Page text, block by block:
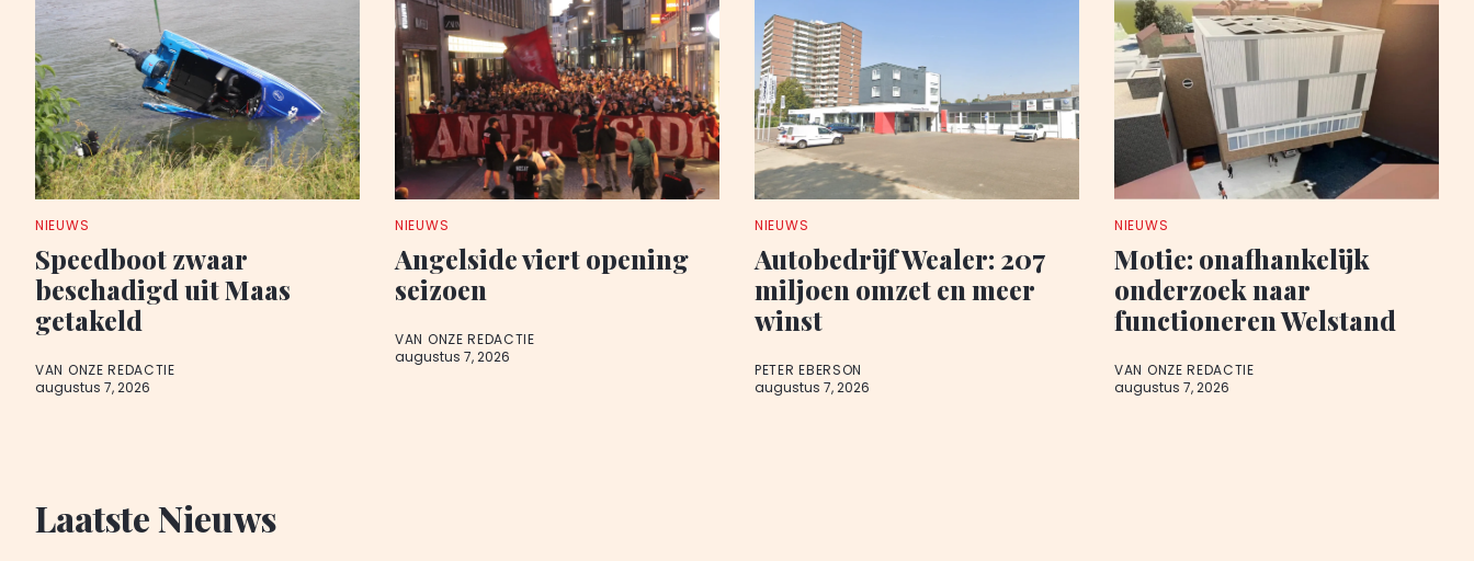
NIEUWS
Speedboot zwaar
beschadigd uit Maas
getakeld
VAN ONZE REDACTIE
augustus 7, 2026
NIEUWS
Angelside viert opening
seizoen
VAN ONZE REDACTIE
augustus 7, 2026
NIEUWS
Autobedrijf Wealer: 207
miljoen omzet en meer
winst
PETER EBERSON
augustus 7, 2026
NIEUWS
Motie: onafhankelijk
onderzoek naar
functioneren Welstand
VAN ONZE REDACTIE
augustus 7, 2026
Laatste Nieuws